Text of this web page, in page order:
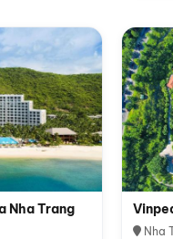
Nha Trang
Nha